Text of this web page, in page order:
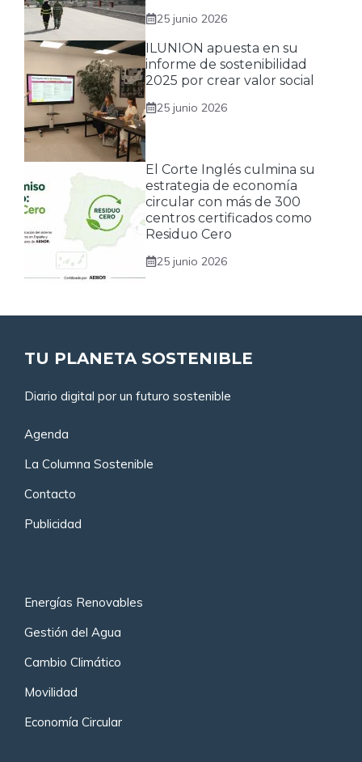
25 junio 2026
ILUNION apuesta en su
informe de sostenibilidad
2025 por crear valor social
25 junio 2026
El Corte Inglés culmina su
estrategia de economía
circular con más de 300
centros certificados como
Residuo Cero
25 junio 2026
TU PLANETA SOSTENIBLE
Diario digital por un futuro sostenible
Agenda
La Columna Sostenible
Contacto
Publicidad
Energías Renovables
Gestión del Agua
Cambio Climático
Movilidad
Economía Circular